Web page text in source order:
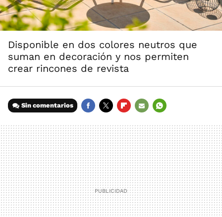
Disponible en dos colores neutros que
suman en decoración y nos permiten
crear rincones de revista
Sin comentarios
MAIL